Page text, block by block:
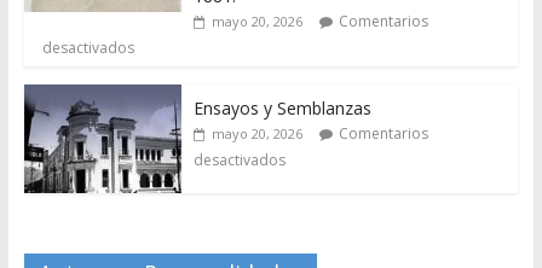
mayo 20, 2026
Comentarios
desactivados
Ensayos y Semblanzas
mayo 20, 2026
Comentarios
desactivados